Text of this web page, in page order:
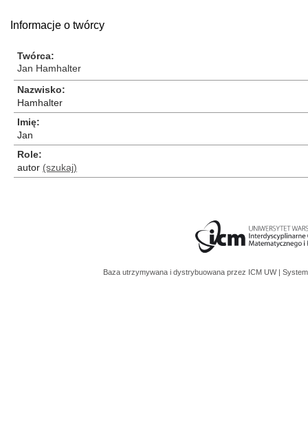
Informacje o twórcy
Twórca
Jan Hamhalter
Nazwisko
Hamhalter
Imię
Jan
Role
autor (szukaj)
Baza utrzymywana i dystrybuowana przez ICM UW |